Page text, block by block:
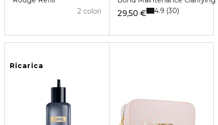
2 colori 29,50 € 4.9 30
Ricarica